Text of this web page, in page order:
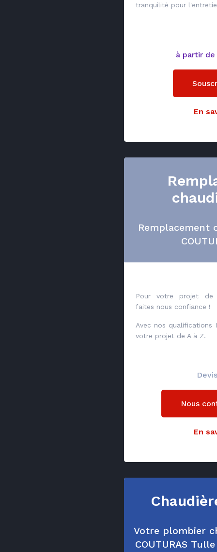
tranquilité pour
à partir de
En
Remplacement
Pour votre projet de
faites nous confiance !
Avec nos qualifications
votre projet de A à Z.
Nous
En
Votre plombier
COUTURAS